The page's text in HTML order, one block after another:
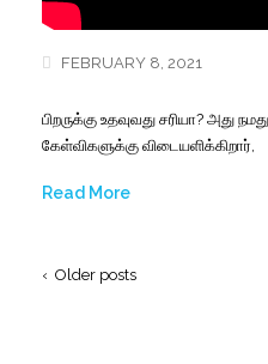
FEBRUARY 8, 2021
பிறருக்கு உதவுவது சரியா? அது
கேள்விகளுக்கு விடையளிக்கிறார்,
Read More
‹ Older posts